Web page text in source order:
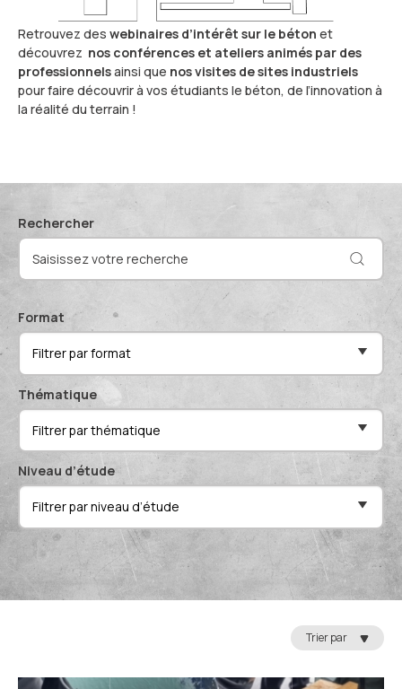
Conférences de professionnels
Publications scientifiques
Proposer mes compétences
Retrouvez des webinaires d’intérêt sur le béton et
découvrez nos conférences et ateliers animés par des
professionnelsainsi que nos visites de sites industriels
pour faire découvrir à vos étudiants le béton, de l’innovation à
la réalité du terrain !
Rechercher
Format
Filtrer par format
Thématique
Filtrer par thématique
Niveau d’étude
Filtrer par niveau d’étude
Trier par